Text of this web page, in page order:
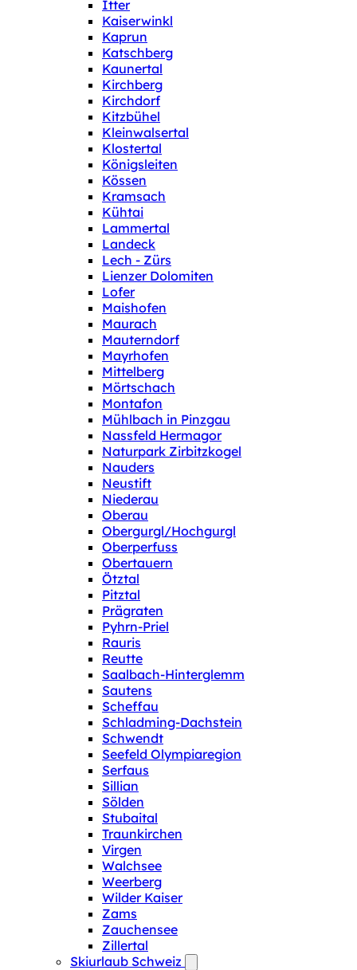
Itter
Kaiserwinkl
Kaprun
Katschberg
Kaunertal
Kirchberg
Kirchdorf
Kitzbühel
Kleinwalsertal
Klostertal
Königsleiten
Kössen
Kramsach
Kühtai
Lammertal
Landeck
Lech - Zürs
Lienzer Dolomiten
Lofer
Maishofen
Maurach
Mauterndorf
Mayrhofen
Mittelberg
Mörtschach
Montafon
Mühlbach in Pinzgau
Nassfeld Hermagor
Naturpark Zirbitzkogel
Nauders
Neustift
Niederau
Oberau
Obergurgl/Hochgurgl
Oberperfuss
Obertauern
Ötztal
Pitztal
Prägraten
Pyhrn-Priel
Rauris
Reutte
Saalbach-Hinterglemm
Sautens
Scheffau
Schladming-Dachstein
Schwendt
Seefeld Olympiaregion
Serfaus
Sillian
Sölden
Stubaital
Traunkirchen
Virgen
Walchsee
Weerberg
Wilder Kaiser
Zams
Zauchensee
Zillertal
Skiurlaub Schweiz